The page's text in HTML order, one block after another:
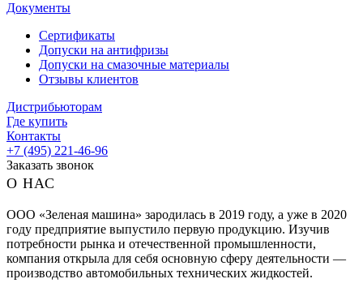
Документы
Сертификаты
Допуски на антифризы
Допуски на смазочные материалы
Отзывы клиентов
Дистрибьюторам
Где купить
Контакты
+7 (495) 221-46-96
Заказать звонок
О НАС
ООО «Зеленая машина» зародилась в 2019 году, а уже в 2020
году предприятие выпустило первую продукцию. Изучив
потребности рынка и отечественной промышленности,
компания открыла для себя основную сферу деятельности —
производство автомобильных технических жидкостей.